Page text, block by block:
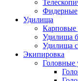
Фидерные
Удилища
Карповые
Удилища
Удилища
Экипировка
Головные